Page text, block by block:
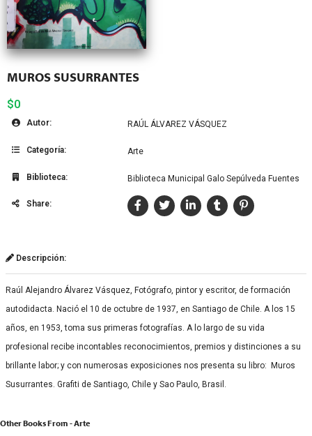
MUROS SUSURRANTES
$0
Autor: RAÚL ÁLVAREZ VÁSQUEZ
Categoría: Arte
Biblioteca: Biblioteca Municipal Galo Sepúlveda Fuentes
Share:
Descripción:
Raúl Alejandro Álvarez Vásquez, Fotógrafo, pintor y escritor, de formación
autodidacta. Nació el 10 de octubre de 1937, en Santiago de Chile. A los 15
años, en 1953, toma sus primeras fotografías. A lo largo de su vida
profesional recibe incontables reconocimientos, premios y distinciones a su
brillante labor; y con numerosas exposiciones nos presenta su libro: Muros
Susurrantes. Grafiti de Santiago, Chile y Sao Paulo, Brasil.
Other Books From - Arte